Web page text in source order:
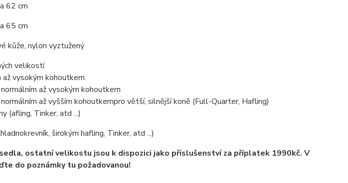
62 cm
65 cm
kůže, nylon vyztužený
velikostí
vysokým kohoutkem
až vysokým kohoutkem
až vyšším kohoutkempro větší, silnější koně (Full-Quarter, Hafling)
(afling, Tinker, atd ...)
širokým hafling, Tinker, atd ...)
ostatní velikostu jsou k dispozici jako příslušenství za příplatek 1990kč. V
do poznámky tu požadovanou!